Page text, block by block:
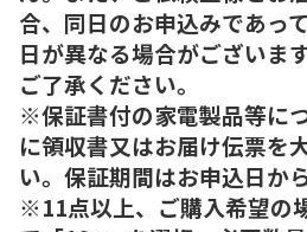
合、同日のお申込みであっ
日が異なる場合がございま
ご了承ください。
※保証書付の家電製品等に
に領収書又はお届け伝票を
い。保証期間はお申込日か
※11点以上、ご購入希望の